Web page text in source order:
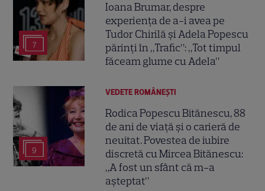
7
Ioana Brumar, despre
experiența de a-i avea pe
Tudor Chirilă și Adela Popescu
părinți în „Trafic”: „Tot timpul
făceam glume cu Adela”
9
VEDETE ROMÂNEŞTI
Rodica Popescu Bitănescu, 88
de ani de viață și o carieră de
neuitat. Povestea de iubire
discretă cu Mircea Bitănescu:
„A fost un sfânt că m-a
așteptat”